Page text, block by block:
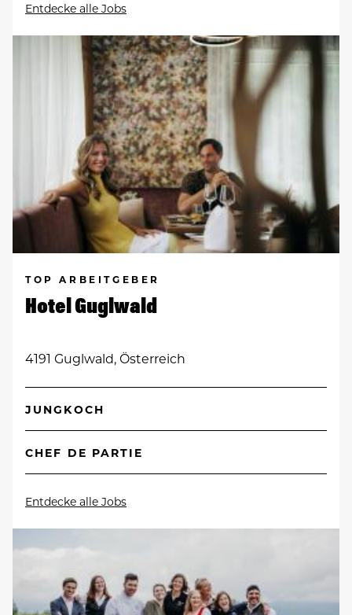
Entdecke alle Jobs
TOP ARBEITGEBER
Hotel Guglwald
4191 Guglwald, Österreich
JUNGKOCH
CHEF DE PARTIE
Entdecke alle Jobs